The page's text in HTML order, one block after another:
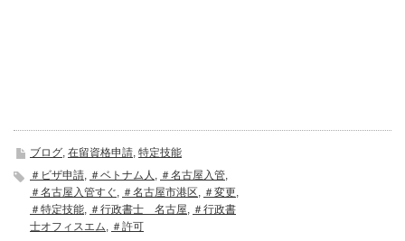
ブログ 在留資格申請 特定技能
＃ビザ申請
＃ベトナム人 ＃名古屋入管
＃名古屋入管すぐ
＃名古屋市港区 ＃変更
＃特定技能
＃行政書士 名古屋
＃行政書
士オフィスエム
＃許可